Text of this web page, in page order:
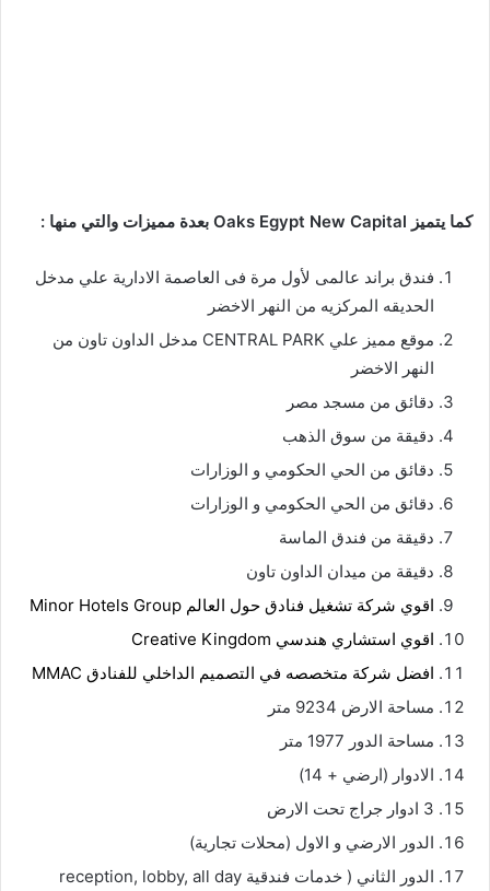
كما يتميز Oaks Egypt New Capital بعدة مميزات والتي منها :
فندق براند عالمى لأول مرة فى العاصمة الادارية علي مدخل
الحديقه المركزيه من النهر الاخضر
موقع مميز علي CENTRAL PARK مدخل الداون تاون من
النهر الاخضر
دقائق من مسجد مصر
دقيقة من سوق الذهب
دقائق من الحي الحكومي و الوزارات
دقائق من الحي الحكومي و الوزارات
دقيقة من فندق الماسة
دقيقة من ميدان الداون تاون
اقوي شركة تشغيل فنادق حول العالم Minor Hotels Group
اقوي استشاري هندسي
افضل شركة متخصصه في التصميم الداخلي للفنادق MMAC
مساحة الارض 9234 متر
مساحة الدور 1977 متر
الادوار (ارضي + 14)
3 ادوار جراج تحت الارض
الدور الارضي و الاول (محلات تجارية)
الدور الثاني ( خدمات فندقية reception, lobby, all day